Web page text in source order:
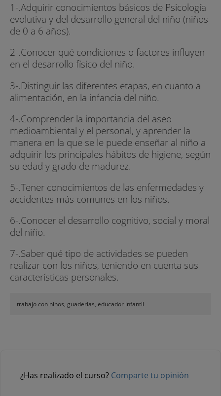
1-.Adquirir conocimientos básicos de Psicología
evolutiva y del desarrollo general del niño (niños
de 0 a 6 años).
2-.Conocer qué condiciones o factores influyen
en el desarrollo físico del niño.
3-.Distinguir las diferentes etapas, en cuanto a
alimentación, en la infancia del niño.
4-.Comprender la importancia del aseo
medioambiental y el personal, y aprender la
manera en la que se le puede enseñar al niño a
adquirir los principales hábitos de higiene, según
su edad y grado de madurez.
5-.Tener conocimientos de las enfermedades y
accidentes más comunes en los niños.
6-.Conocer el desarrollo cognitivo, social y moral
del niño.
7-.Saber qué tipo de actividades se pueden
realizar con los niños, teniendo en cuenta sus
características personales.
trabajo con ninos, guaderias, educador infantil
¿Has realizado el curso? Comparte tu opinión